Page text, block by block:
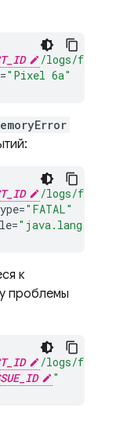
/logs/
="Pixel 6a"
/logs/
="FATAL"
=
к
проблемы
/logs/
"